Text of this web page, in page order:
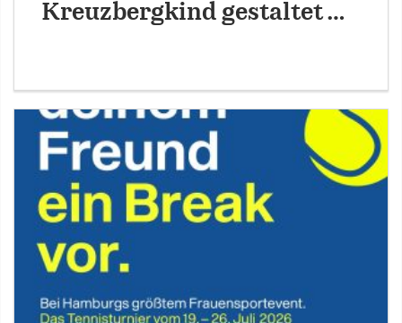
Kreuzbergkind gestaltet …